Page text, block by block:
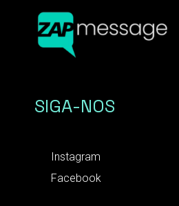
SIGA-NOS
Instagram
Facebook